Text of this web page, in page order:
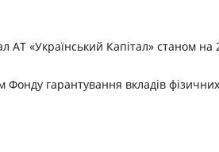
АТ «Український Капітал» станом
Фонду гарантування вкладів